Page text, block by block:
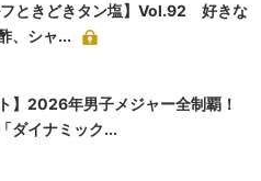
フときどきタン塩】Vol.92 好きな
、シャ...
】2026年男子メジャー全制覇！
ダイナミック...